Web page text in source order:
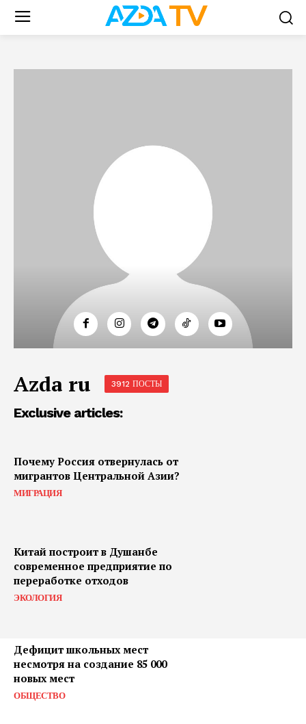
Azda ru 3912 ПОСТЫ
Exclusive articles:
Почему Россия отвернулась от
мигрантов Центральной Азии?
МИГРАЦИЯ
Китай построит в Душанбе
современное предприятие по
переработке отходов
ЭКОЛОГИЯ
Дефицит школьных мест
несмотря на создание 85 000
новых мест
ОБЩЕСТВО